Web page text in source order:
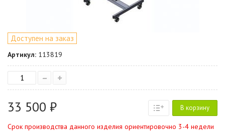
Доступен на заказ
Артикул: 113819
– +
33 500 ₽ В корзину
Срок производства данного изделия ориентировочно 3-4 недели